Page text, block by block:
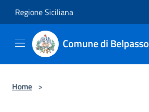
Regione Siciliana
Comune di Belpasso
Home >